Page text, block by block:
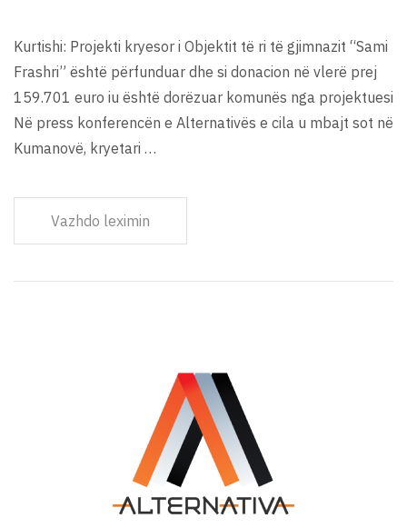
Kurtishi: Projekti kryesor i Objektit të ri të gjimnazit “Sami
Frashri” është përfunduar dhe si donacion në vlerë prej
159.701 euro iu është dorëzuar komunës nga projektuesi
Në press konferencën e Alternativës e cila u mbajt sot në
Kumanovë, kryetari …
Vazhdo leximin